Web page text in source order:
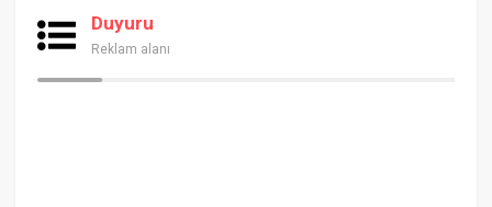
Duyuru
Reklam alanı